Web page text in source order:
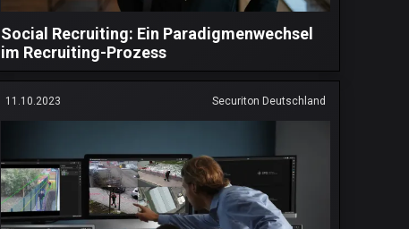
Social Recruiting: Ein Paradigmenwechsel
im Recruiting-Prozess
11.10.2023 Securiton Deutschland